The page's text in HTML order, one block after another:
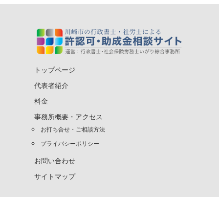
トップページ
代表者紹介
料金
事務所概要・アクセス
お打ち合せ・ご相談方法
プライバシーポリシー
お問い合わせ
サイトマップ